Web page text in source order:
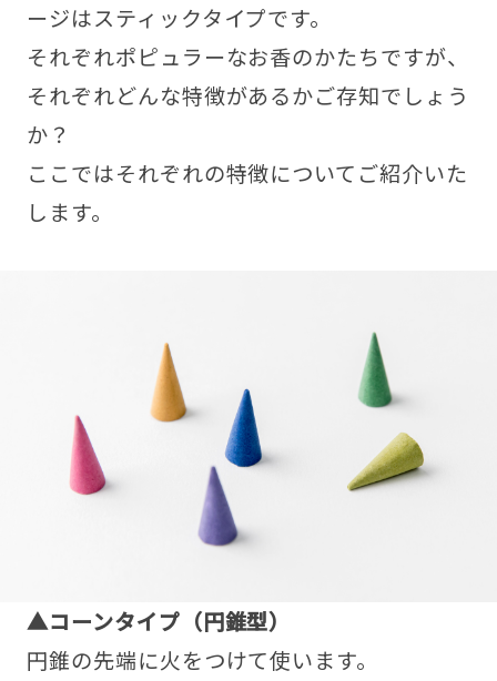
ージはスティックタイプです。
それぞれポピュラーなお香のかたちですが、
それぞれどんな特徴があるかご存知でしょう
か？
ここではそれぞれの特徴についてご紹介いた
します。
▲コーンタイプ（円錐型）
円錐の先端に火をつけて使います。